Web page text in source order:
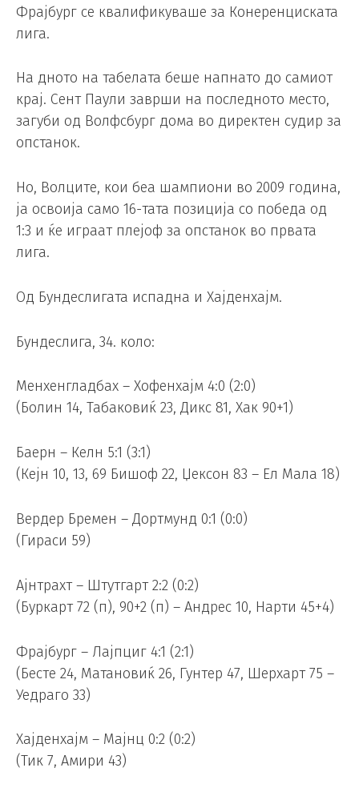
Фрајбург се квалификуваше за Конеренциската
лига.
На дното на табелата беше напнато до самиот
крај. Сент Паули заврши на последното место,
загуби од Волфсбург дома во директен судир за
опстанок.
Но, Волците, кои беа шампиони во 2009 година,
ја освоија само 16-тата позиција со победа од
1:3 и ќе играат плејоф за опстанок во првата
лига.
Од Бундеслигата испадна и Хајденхајм.
Бундеслига, 34. коло:
Менхенгладбах – Хофенхајм 4:0 (2:0)
(Болин 14, Табаковиќ 23, Дикс 81, Хак 90+1)
Баерн – Келн 5:1 (3:1)
(Кејн 10, 13, 69 Бишоф 22, Џексон 83 – Ел Мала 18)
Вердер Бремен – Дортмунд 0:1 (0:0)
(Гираси 59)
Ајнтрахт – Штутгарт 2:2 (0:2)
(Буркарт 72 (п), 90+2 (п) – Андрес 10, Нарти 45+4)
Фрајбург – Лајпциг 4:1 (2:1)
(Бесте 24, Матановиќ 26, Гунтер 47, Шерхарт 75 –
Уедраго 33)
Хајденхајм – Мајнц 0:2 (0:2)
(Тик 7, Амири 43)